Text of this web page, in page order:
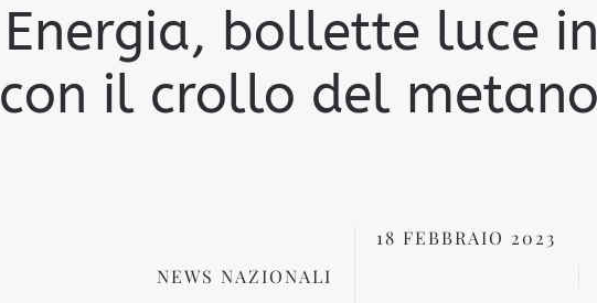
Energia, bollette luce
con il crollo del
NEWS NAZIONALI
18 FEBBRAIO 2023